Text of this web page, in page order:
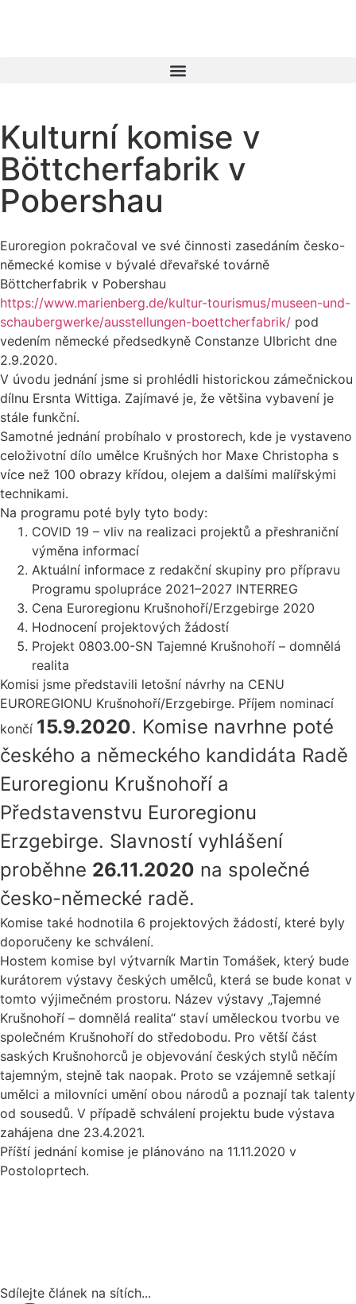
Kulturní komise v
Böttcherfabrik v
Pobershau
Euroregion pokračoval ve své činnosti zasedáním česko-
německé komise v bývalé dřevařské továrně
Böttcherfabrik v Pobershau
https://www.marienberg.de/kultur-tourismus/museen-und-
schaubergwerke/ausstellungen-boettcherfabrik/ pod
vedením německé předsedkyně Constanze Ulbricht dne
2.9.2020.
V úvodu jednání jsme si prohlédli historickou zámečnickou
dílnu Ersnta Wittiga. Zajímavé je, že většina vybavení je
stále funkční.
Samotné jednání probíhalo v prostorech, kde je vystaveno
celoživotní dílo umělce Krušných hor Maxe Christopha s
více než 100 obrazy křídou, olejem a dalšími malířskými
technikami.
Na programu poté byly tyto body:
COVID 19 – vliv na realizaci projektů a přeshraniční
výměna informací
Aktuální informace z redakční skupiny pro přípravu
Programu spolupráce 2021–2027 INTERREG
Cena Euroregionu Krušnohoří/Erzgebirge 2020
Hodnocení projektových žádostí
Projekt 0803.00-SN Tajemné Krušnohoří – domnělá
realita
Komisi jsme představili letošní návrhy na CENU
EUROREGIONU Krušnohoří/Erzgebirge. Příjem nominací
končí 15.9.2020. Komise navrhne poté
českého a německého kandidáta Radě
Euroregionu Krušnohoří a
Představenstvu Euroregionu
Erzgebirge. Slavností vyhlášení
proběhne 26.11.2020 na společné
česko-německé radě.
Komise také hodnotila 6 projektových žádostí, které byly
doporučeny ke schválení.
Hostem komise byl výtvarník Martin Tomášek, který bude
kurátorem výstavy českých umělců, která se bude konat v
tomto výjimečném prostoru. Název výstavy „Tajemné
Krušnohoří – domnělá realita“ staví uměleckou tvorbu ve
společném Krušnohoří do středobodu. Pro větší část
saských Krušnohorců je objevování českých stylů něčím
tajemným, stejně tak naopak. Proto se vzájemně setkají
umělci a milovníci umění obou národů a poznají tak talenty
od sousedů. V případě schválení projektu bude výstava
zahájena dne 23.4.2021.
Příští jednání komise je plánováno na 11.11.2020 v
Postoloprtech.
Sdílejte článek na sítích...